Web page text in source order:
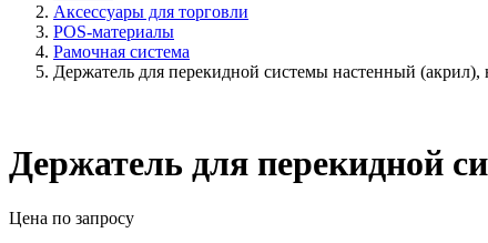
Аксессуары для торговли
POS-материалы
Рамочная система
Держатель для перекидной системы настенный
Держатель для перекидной
Цена по запросу